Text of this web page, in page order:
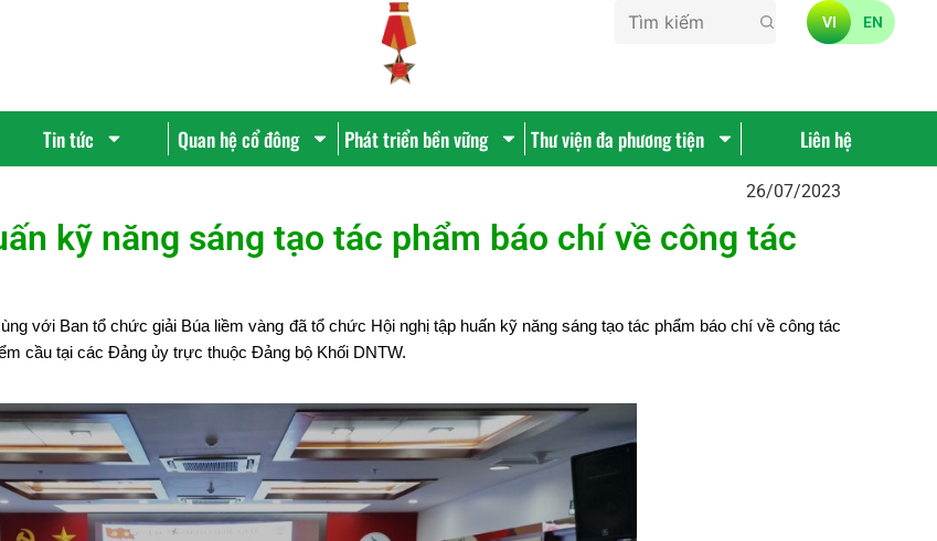
VI EN
Tin tức Quan hệ cổ đông Phát triển bền vững Thư viện đa phương tiện Liên hệ
26/07/2023
kỹ năng sáng tạo tác phẩm báo chí về công tác
với Ban tổ chức giải Búa liềm vàng đã tổ chức Hội nghị tập huấn kỹ năng sáng tạo tác phẩm báo chí về công tác
cầu tại các Đảng ủy trực thuộc Đảng bộ Khối DNTW.